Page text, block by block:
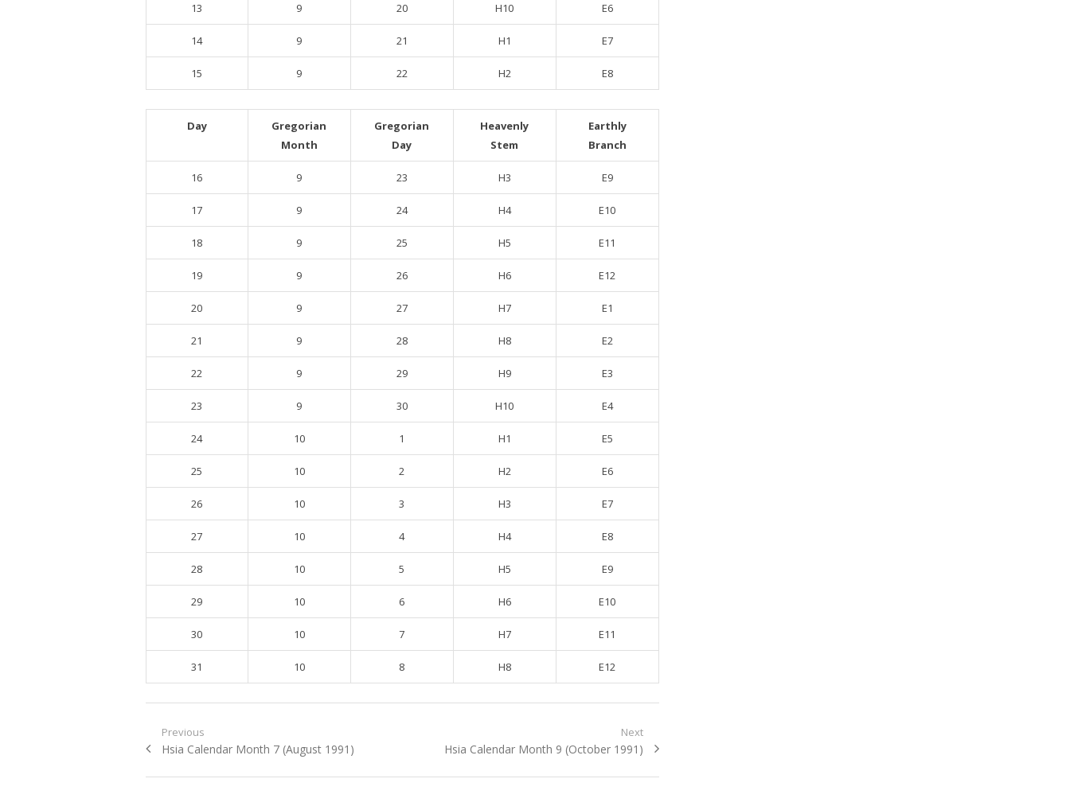
13 9 20 H10 E6
14 9 21 H1 E7
15 9 22 H2 E8
Day
Gregorian
Month
Gregorian
Day
Heavenly
Stem
Earthly
Branch
16 9 23 H3 E9
17 9 24 H4 E10
18 9 25 H5 E11
19 9 26 H6 E12
20 9 27 H7 E1
21 9 28 H8 E2
22 9 29 H9 E3
23 9 30 H10 E4
24 10 1 H1 E5
25 10 2 H2 E6
26 10 3 H3 E7
27 10 4 H4 E8
28 10 5 H5 E9
29 10 6 H6 E10
30 10 7 H7 E11
31 10 8 H8 E12
Post navigation
Previous
Previous post:
Hsia Calendar Month 7 (August 1991)
Next
Next post:
Hsia Calendar Month 9 (October 1991)